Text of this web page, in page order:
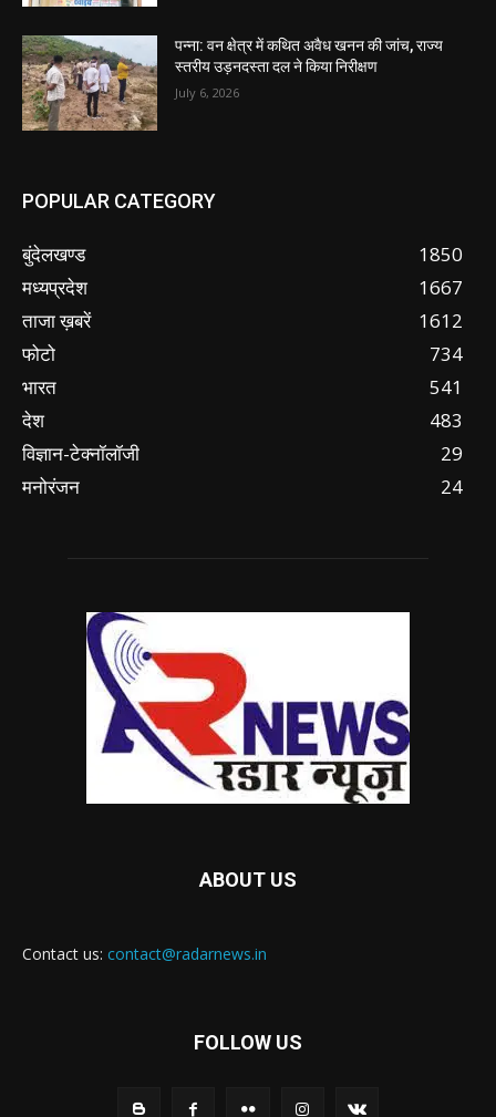
पन्ना: वन क्षेत्र में कथित अवैध खनन की जांच, राज्य
स्तरीय उड़नदस्ता दल ने किया निरीक्षण
July 6, 2026
POPULAR CATEGORY
बुंदेलखण्ड
1850
मध्यप्रदेश
1667
ताजा ख़बरें
1612
फोटो
734
भारत
541
देश
483
विज्ञान-टेक्नॉलॉजी
29
मनोरंजन
24
ABOUT US
Contact us: contact@radarnews.in
FOLLOW US